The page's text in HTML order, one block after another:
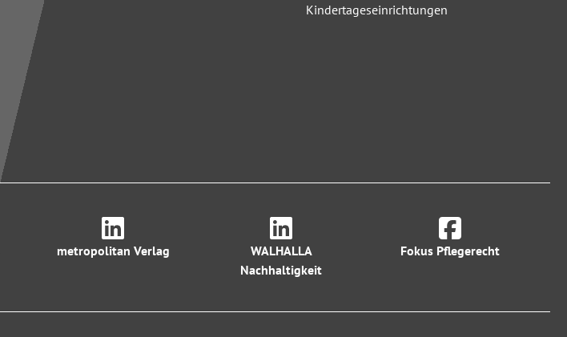
Kindertageseinrichtungen
metropolitan Verlag
WALHALLA
Nachhaltigkeit
Fokus Pflegerecht